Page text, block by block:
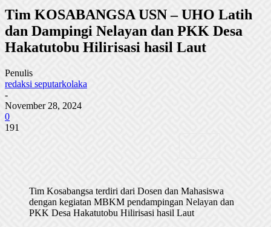
Tim KOSABANGSA USN – UHO Latih
dan Dampingi Nelayan dan PKK Desa
Hakatutobu Hilirisasi hasil Laut
Penulis
redaksi seputarkolaka
-
November 28, 2024
0
191
Tim Kosabangsa terdiri dari Dosen dan Mahasiswa
dengan kegiatan MBKM pendampingan Nelayan dan
PKK Desa Hakatutobu Hilirisasi hasil Laut